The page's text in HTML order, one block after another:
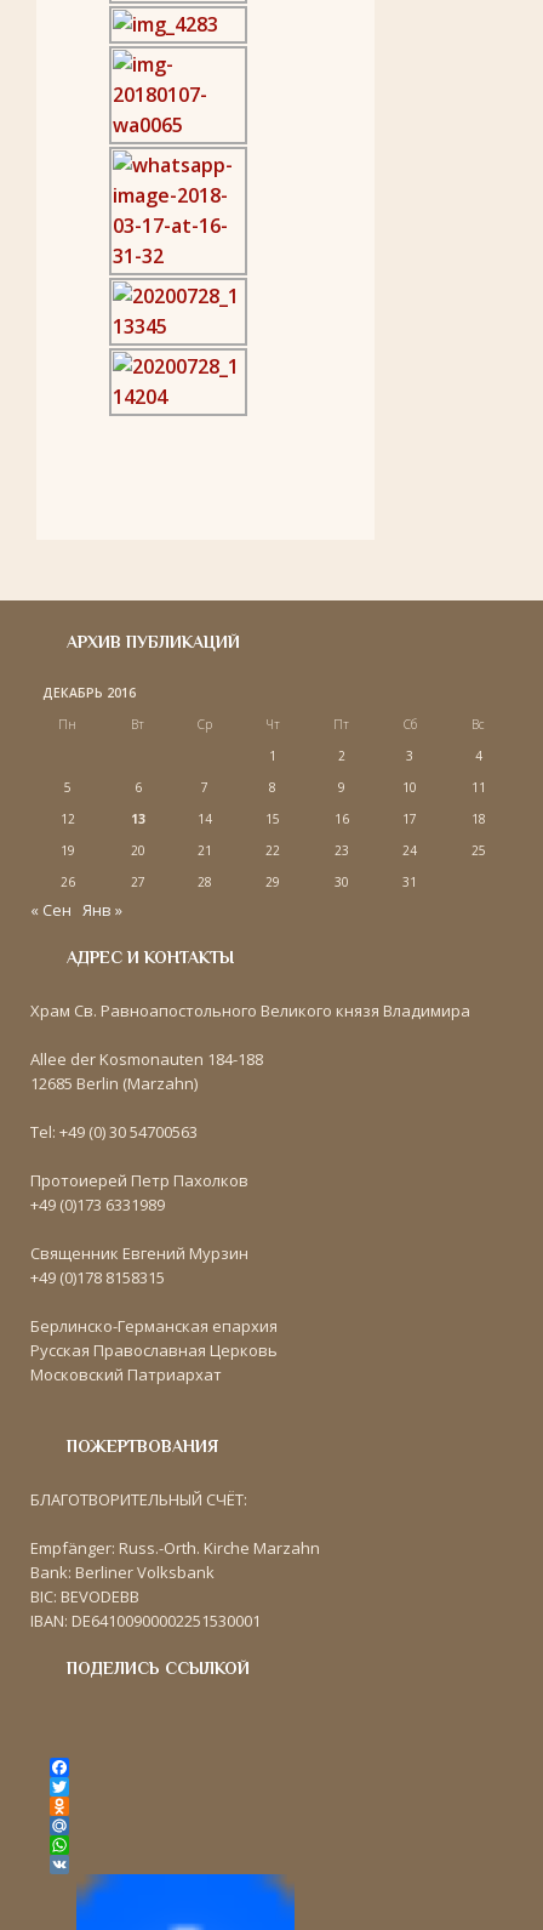
АРХИВ ПУБЛИКАЦИЙ
ДЕКАБРЬ 2016
Пн
Вт Ср Чт Пт Сб
Вс
1
2 3
4
5
6 7 8 9 10
11
12
13 14 15 16 17
18
19
20 21 22 23 24
25
26
27 28 29 30 31
« Сен Янв »
АДРЕС И КОНТАКТЫ
Храм Св. Равноапостольного Великого князя Владимира
Allee der Kosmonauten 184-188
12685 Berlin (Marzahn)
Tel: +49 (0) 30 54700563
Протоиерей Петр Пахолков
+49 (0)173 6331989
Священник Евгений Мурзин
+49 (0)178 8158315
Берлинско-Германская епархия
Русская Православная Церковь
Московский Патриархат
ПОЖЕРТВОВАНИЯ
БЛАГОТВОРИТЕЛЬНЫЙ СЧЁТ:
Empfänger: Russ.-Orth. Kirche Marzahn
Bank: Berliner Volksbank
BIC: BEVODEBB
IBAN: DE64100900002251530001
ПОДЕЛИСЬ ССЫЛКОЙ
F
a
c
e
b
T
w
i
t
O
d
n
M
a
W